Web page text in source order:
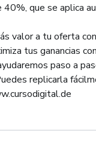
que se aplica
valor a tu oferta
tus ganancias
paso a
replicarla